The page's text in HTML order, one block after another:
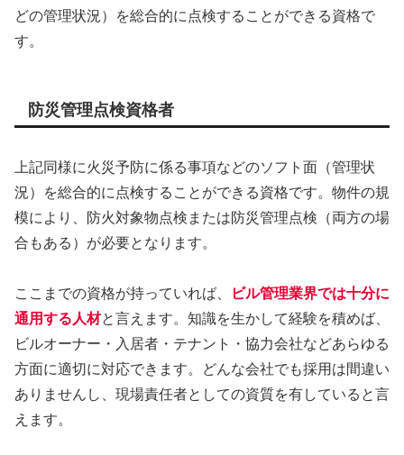
どの管理状況）を総合的に点検することができる資格で
す。
防災管理点検資格者
上記同様に火災予防に係る事項などのソフト面（管理状
況）を総合的に点検することができる資格です。物件の規
模により、防火対象物点検または防災管理点検（両方の場
合もある）が必要となります。
ここまでの資格が持っていれば、
ビル管理業界では十分に
通用する人材と言えます。知識を生かして経験を積めば、
ビルオーナー・入居者・テナント・協力会社などあらゆる
方面に適切に対応できます。どんな会社でも採用は間違い
ありませんし、現場責任者としての資質を有していると言
えます。